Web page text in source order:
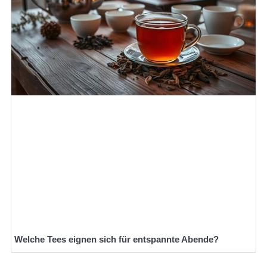
Welche Tees eignen sich für entspannte Abende?